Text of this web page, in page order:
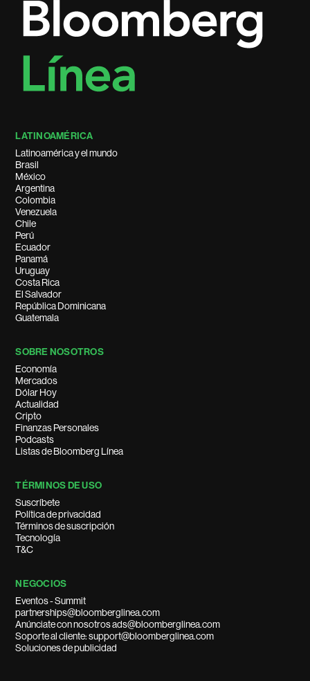
LATINOAMÉRICA
Latinoamérica y el mundo
Brasil
México
Argentina
Colombia
Venezuela
Chile
Perú
Ecuador
Panamá
Uruguay
Costa Rica
El Salvador
República Dominicana
Guatemala
SOBRE NOSOTROS
Economía
Mercados
Dólar Hoy
Actualidad
Cripto
Finanzas Personales
Podcasts
Listas de Bloomberg Línea
TÉRMINOS DE USO
Suscríbete
Política de privacidad
Términos de suscripción
Tecnología
T&C
NEGOCIOS
Eventos - Summit
partnerships@bloomberglinea.com
Anúnciate con nosotros ads@bloomberglinea.com
Soporte al cliente: support@bloomberglinea.com
Soluciones de publicidad